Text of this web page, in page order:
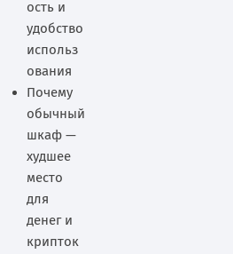
ость и
удобство
использ
ования
Почему
обычный
шкаф —
худшее
место
для
денег и
крипток